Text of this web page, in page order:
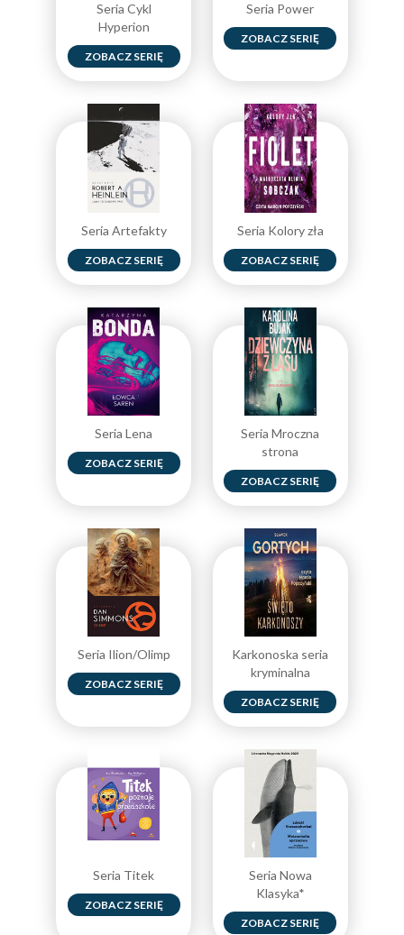
Seria Cykl
Hyperion
ZOBACZ SERIĘ
Seria Power
ZOBACZ SERIĘ
Seria Artefakty
ZOBACZ SERIĘ
Seria Kolory zła
ZOBACZ SERIĘ
Seria Lena
ZOBACZ SERIĘ
Seria Mroczna
strona
ZOBACZ SERIĘ
Seria Ilion/Olimp
ZOBACZ SERIĘ
Karkonoska seria
kryminalna
ZOBACZ SERIĘ
Seria Titek
ZOBACZ SERIĘ
Seria Nowa
Klasyka*
ZOBACZ SERIĘ